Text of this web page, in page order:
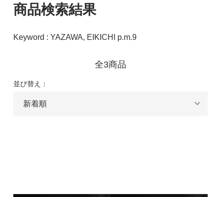
商品検索結果
Keyword : YAZAWA, EIKICHI p.m.9
全3商品
並び替え：